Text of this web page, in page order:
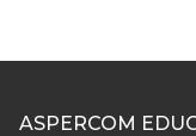
ASPERCOM